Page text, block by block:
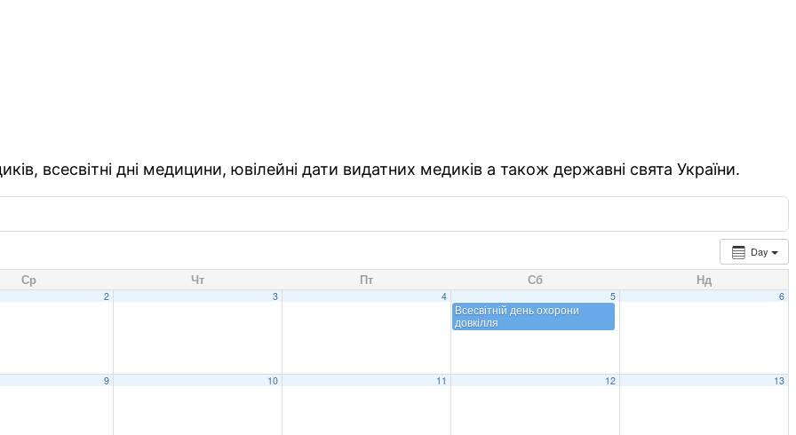
всесвітні дні медицини, ювілейні дати видатних медиків а також державні свята України.
Day
Ср Чт Пт Сб Нд
2 3 4 5
Всесвітній день охорони
довкілля
6
9 10 11 12 13